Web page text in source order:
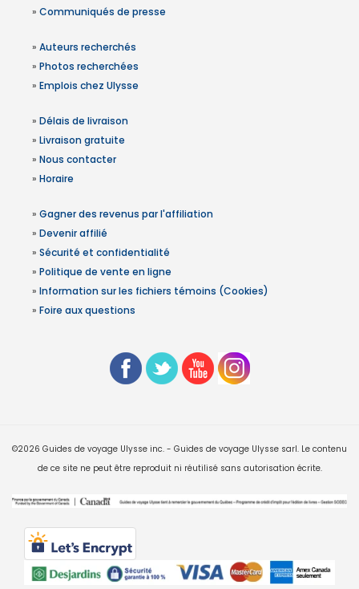
» Communiqués de presse
» Auteurs recherchés
» Photos recherchées
» Emplois chez Ulysse
» Délais de livraison
» Livraison gratuite
» Nous contacter
» Horaire
» Gagner des revenus par l'affiliation
» Devenir affilié
» Sécurité et confidentialité
» Politique de vente en ligne
» Information sur les fichiers témoins (Cookies)
» Foire aux questions
©2026 Guides de voyage Ulysse inc. - Guides de voyage Ulysse sarl. Le contenu
de ce site ne peut être reproduit ni réutilisé sans autorisation écrite.